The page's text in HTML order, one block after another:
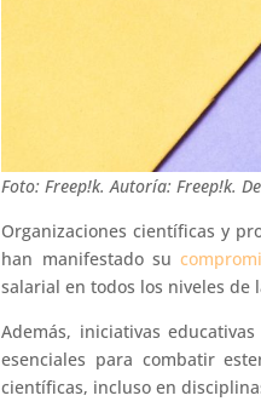
Foto: Freep!k. Autoría: Freep!k.
Organizaciones científicas y
han manifestado su
salarial en todos los niveles de
Además, iniciativas
esenciales para combatir
científicas, incluso en